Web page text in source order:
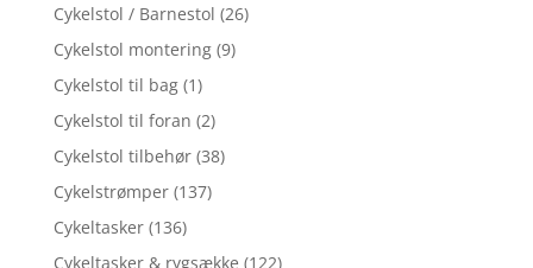
Cykelstol / Barnestol (26)
Cykelstol montering (9)
Cykelstol til bag (1)
Cykelstol til foran (2)
Cykelstol tilbehør (38)
Cykelstrømper (137)
Cykeltasker (136)
Cykeltasker & rygsække (122)